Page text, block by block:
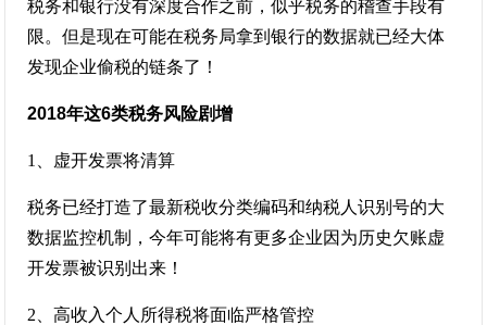
税务和银行没有深度合作之前，似乎税务的稽查手段有
限。但是现在可能在税务局拿到银行的数据就已经大体
发现企业偷税的链条了！
2018年这6类税务风险剧增
1、虚开发票将清算
税务已经打造了最新税收分类编码和纳税人识别号的大
数据监控机制，今年可能将有更多企业因为历史欠账虚
开发票被识别出来！
2、高收入个人所得税将面临严格管控